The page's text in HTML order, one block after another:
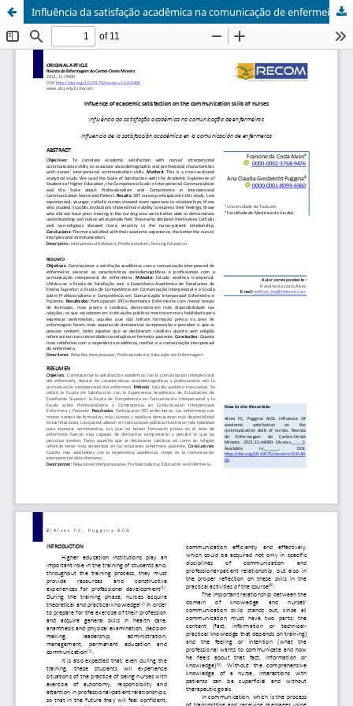
Influência da satisfação acadêmica na comunicação de enfermeiros